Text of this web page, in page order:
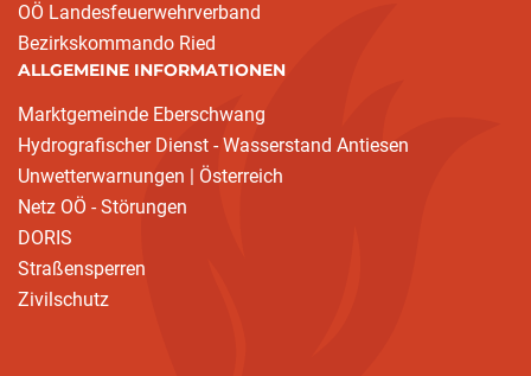
OÖ Landesfeuerwehrverband
Bezirkskommando Ried
ALLGEMEINE INFORMATIONEN
Marktgemeinde Eberschwang
Hydrografischer Dienst - Wasserstand Antiesen
Unwetterwarnungen | Österreich
Netz OÖ - Störungen
DORIS
Straßensperren
Zivilschutz